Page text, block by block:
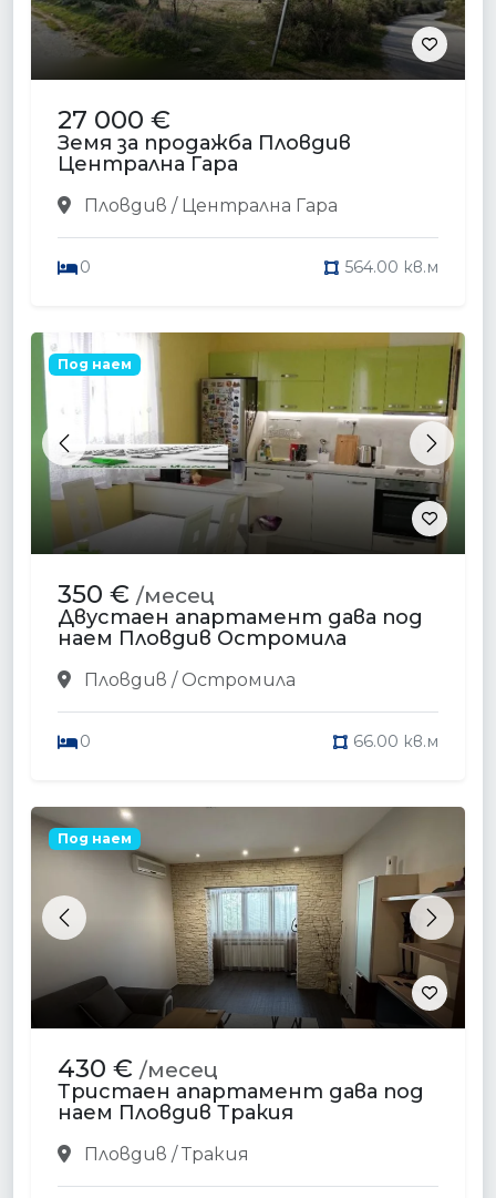
27 000 €
Земя за продажба Пловдив
Централна Гара
Пловдив / Централна Гара
0 564.00 кв.м
Previous Next
Под наем
350 € /месец
Двустаен апартамент дава под
наем Пловдив Остромила
Пловдив / Остромила
0 66.00 кв.м
Previous Next
Под наем
430 € /месец
Тристаен апартамент дава под
наем Пловдив Тракия
Пловдив / Тракия